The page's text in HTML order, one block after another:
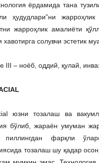
ёрдамида тана
ҳудудлари”ни
жарроҳлик амалиёти
хавотирга солувчи эстетик
III – ноёб, оддий, қулай,
юзни тозалаш ва
бўлиб, жараён умуман
пиллингдан фарқли
тозалаш шу қадар